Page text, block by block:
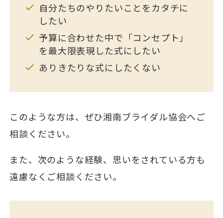
自分たちのやりたいことをカタチに
したい
予算に合わせた中で「コンセプト」
を最大限表現した式にしたい
ありきたりな式にしたくない
このような方は、ぜひ湘南ブライダル協会へご
相談ください。
また、次のような経験、思いをされている方も
遠慮なくご相談ください。